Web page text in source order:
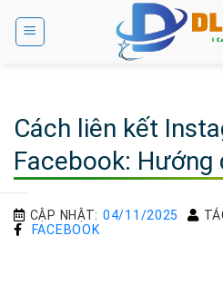
Cách liên kết
Facebook: Hướng
CẬP NHẬT: 04/11/2025
FACEBOOK